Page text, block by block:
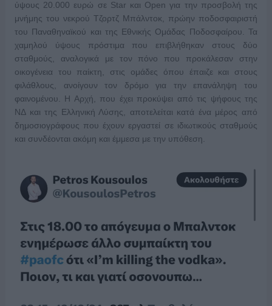
ύψους 20.000 ευρώ σε Star και Open για την προσβολή της
μνήμης του νεκρού Τζορτζ Μπάλντοκ, πρώην ποδοσφαιριστή
του Παναθηναϊκού και της Εθνικής Ομάδας Ποδοσφαίρου. Τα
χαμηλού ύψους πρόστιμα που επιβλήθηκαν στους δύο
σταθμούς, αναλογικά με τον πόνο που προκάλεσαν στην
οικογένεια του παίκτη, στις ομάδες όπου έπαιζε και στους
φιλάθλους, ανοίγουν τον δρόμο για την επανάληψη του
φαινομένου. Η Αρχή, που έχει προκύψει από τις ψήφους της
ΝΔ και της Ελληνική Λύσης, αποτελείται κατά ένα μέρος από
δημοσιογράφους που έχουν εργαστεί σε ιδιωτικούς σταθμούς
και συνδέονται ακόμη και έμμεσα με την υπόθεση.